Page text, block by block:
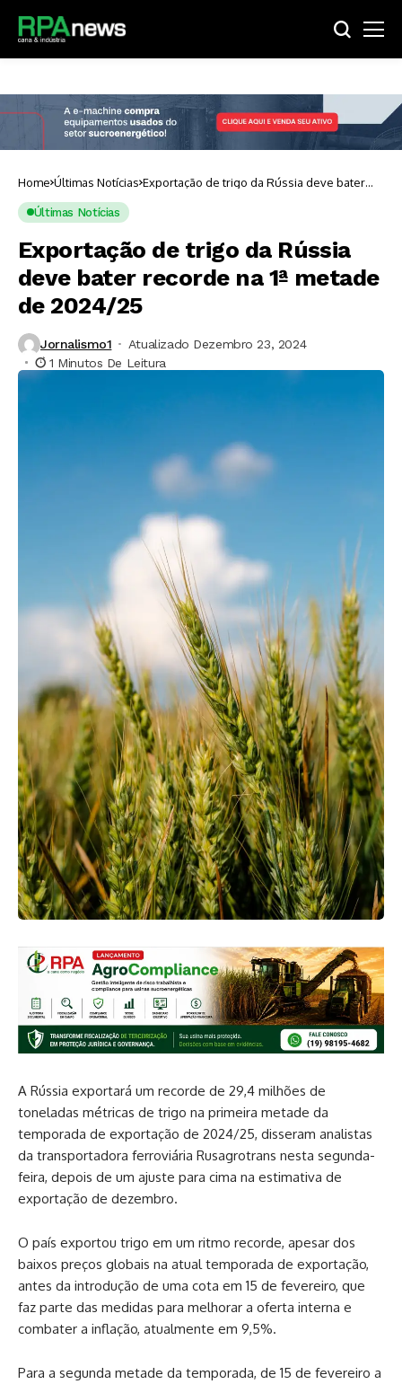
Home Últimas Notícias Exportação de trigo da Rússia deve bater
recorde na 1ª metade de 2024/25
Últimas Notícias
Exportação de trigo da Rússia
deve bater recorde na 1ª metade
de 2024/25
Jornalismo1
Atualizado Dezembro 23, 2024
1 Minutos De Leitura
A Rússia exportará um recorde de 29,4 milhões de
toneladas métricas de trigo na primeira metade da
temporada de exportação de 2024/25, disseram analistas
da transportadora ferroviária Rusagrotrans nesta segunda-
feira, depois de um ajuste para cima na estimativa de
exportação de dezembro.
O país exportou trigo em um ritmo recorde, apesar dos
baixos preços globais na atual temporada de exportação,
antes da introdução de uma cota em 15 de fevereiro, que
faz parte das medidas para melhorar a oferta interna e
combater a inflação, atualmente em 9,5%.
Para a segunda metade da temporada, de 15 de fevereiro a